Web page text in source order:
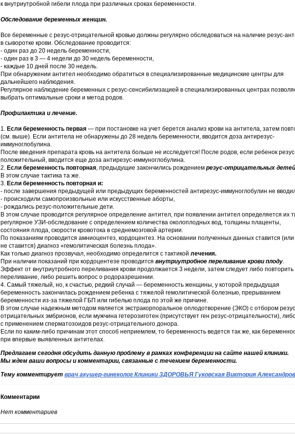
к внутриутробной гибели плода при различных сроках беременности.
Обследование беременных женщин.
Все беременные с резус-отрицательной кровью должны регулярно обследоваться на наличие резус-
в сыворотке крови. Обследование проводится:
- один раз до 20 недель беременности,
- один раз в 3 — 4 недели до 30 недель беременности,
- каждые 10 дней после 30 недель.
При обнаружении антител необходимо обратиться в специализированные медицинские центры для
дальнейшего наблюдения.
Регулярное наблюдение беременных с резус-сенсибилизацией в специализированных центрах
выбрать оптимальные сроки и метод родов.
Профилактика и лечение.
1. Если беременность первая — при постановке на учет берется анализ крови на антитела, затем
(см. выше). Если антитела не обнаружены до 28 недель беременности, вводится доза антирезус-
иммуноглобулина.
После введения препарата кровь на антитела больше не исследуется! После родов, если ребенок
положительный, вводится еще доза антирезус-иммуноглобулина.
2. Если беременность повторная, предыдущие закончились рождением резус-отрицательных
В этом случае тактика та же.
3. Если беременность повторная и:
- после завершения предыдущей или предыдущих беременностей антирезус-иммуноглобулин не
- происходили самопроизвольные или искусственные аборты,
- рождались резус-положительные дети.
В этом случае проводится регулярное определение антител, при появлении антител определяется их
регулярное УЗИ-обследование с определением количества околоплодных вод, толщины плаценты,
состояния плода, скорости кровотока в среднемозговой артерии.
По показаниям проводится амниоцентез, кордоцентез. На основании полученных данных ставится (или
не ставится) диагноз «гемолитическая болезнь плода».
Как только диагноз прозвучал, необходимо определится с тактикой лечения.
При наличии показаний при кордоцентезе проводится внутриутробное переливание крови плоду.
Эффект от внутриутробного переливания крови продолжается 3 недели, затем следует либо повторить
переливание, либо решить вопрос о родоразрешении.
4. Самый тяжелый, но, к счастью, редкий случай — беременность женщины, у которой предыдущая
беременность закончилась рождением ребенка с тяжелой гемолитической болезнью, прерыванием
беременности из-за тяжелой ГБП или гибелью плода по этой же причине.
В этом случае надежным методом является экстракорпоральное оплодотворение (ЭКО) с отбором
отрицательных эмбрионов, если мужчина гетерозиготен (присутствует ген резус-отрицательности),
с применением сперматозоидов резус-отрицательного донора.
Если по каким-либо причинам этот способ неприемлем, то беременность ведется так же, как
при впервые выявленных антителах.
Предлагаем сегодня обсудить данную проблему в рамках конференции на сайте нашей клиники.
Мы ждем ваши вопросы и комментарии, связанные с течением беременности.
Тему комментирует врач акушер-гинеколог Клиники ЗДОРОВЬЯ Гуковская Виктория
Комментарии
Нет комментариев